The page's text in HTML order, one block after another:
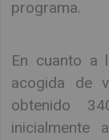
programa.
En cuanto a
acogida de
obtenido
inicialmente